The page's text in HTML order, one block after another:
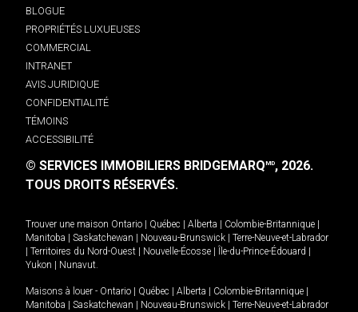
BLOGUE
PROPRIÉTÉS LUXUEUSES
COMMERCIAL
INTRANET
AVIS JURIDIQUE
CONFIDENTIALITÉ
TÉMOINS
ACCESSIBILITÉ
© SERVICES IMMOBILIERS BRIDGEMARQMD, 2026.
TOUS DROITS RÉSERVÉS.
Trouver une maison Ontario Québec Alberta Colombie-Britannique
Manitoba
Saskatchewan Nouveau-Brunswick
Terre-Neuve-et-Labrador
Territoires du Nord-Ouest Nouvelle-Écosse Île-du-Prince-Édouard
Yukon
Nunavut.
Maisons à louer - Ontario Québec Alberta Colombie-Britannique
Manitoba
Saskatchewan Nouveau-Brunswick
Terre-Neuve-et-Labrador